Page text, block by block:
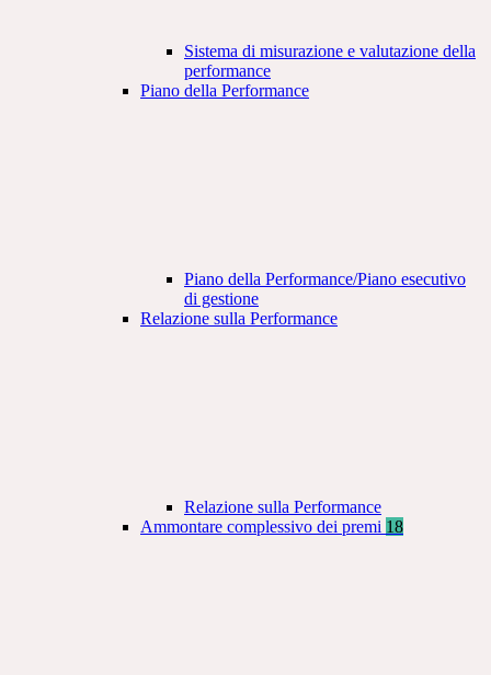
Sistema di misurazione e valutazione della
performance
Piano della Performance
Piano della Performance/Piano esecutivo
di gestione
Relazione sulla Performance
Relazione sulla Performance
Ammontare complessivo dei premi 18